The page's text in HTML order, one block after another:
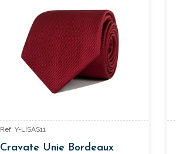
Ref: Y-LISAS11
Cravate Unie Bordeaux